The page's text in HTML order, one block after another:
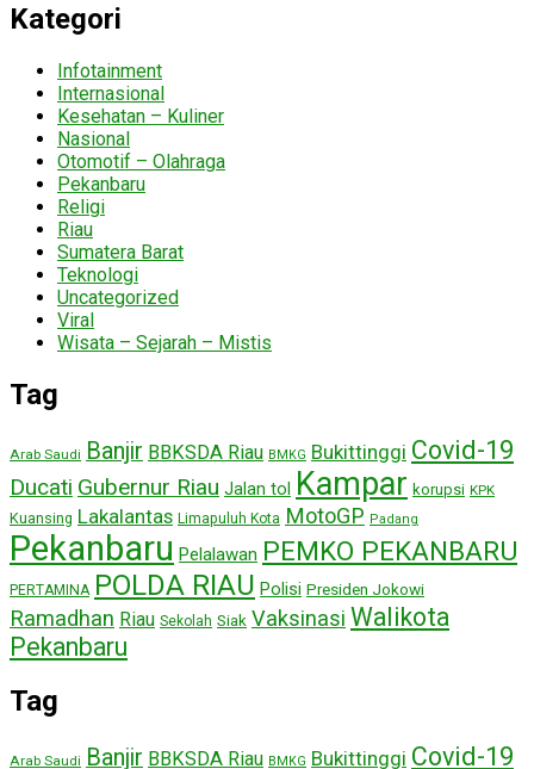
Kategori
Infotainment
Internasional
Kesehatan – Kuliner
Nasional
Otomotif – Olahraga
Pekanbaru
Religi
Riau
Sumatera Barat
Teknologi
Uncategorized
Viral
Wisata – Sejarah – Mistis
Tag
Arab Saudi Banjir BBKSDA Riau BMKG Bukittinggi Covid-19
Ducati Gubernur Riau Jalan tol Kampar korupsi KPK
Kuansing Lakalantas Limapuluh Kota MotoGP Padang
Pekanbaru Pelalawan PEMKO PEKANBARU
PERTAMINA POLDA RIAU Polisi Presiden Jokowi
Ramadhan Riau Sekolah Siak Vaksinasi Walikota
Pekanbaru
Tag
Arab Saudi Banjir BBKSDA Riau BMKG Bukittinggi Covid-19